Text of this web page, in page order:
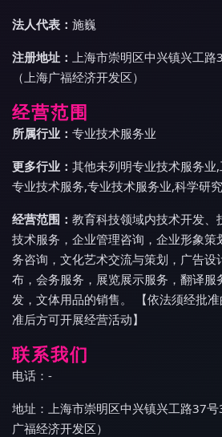
法人代表： 施巍
注册地址： 上海市崇明区中兴镇兴工
（上海广福经济开发区）
经营范围
所属行业： 专业技术服务业
更多行业： 其他未列明专业技术服务业
专业技术服务,专业技术服务业,科学研
经营范围： 教育科技领域内技术开发、
技术服务，企业管理咨询，企业形象策
务咨询，文化艺术交流与策划，广告设
布，会务服务，展览展示服务，翻译服
发，文体用品的销售。 【依法须经批
准后方可开展经营活动】
联系我们
电话：-
地址：上海市崇明区中兴镇兴工路37
广福经济开发区）